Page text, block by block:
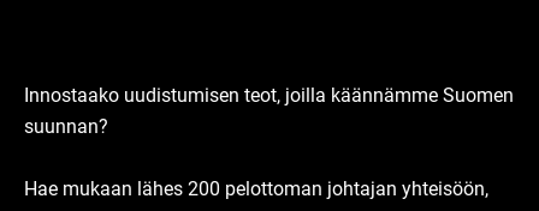
Innostaako uudistumisen teot, joilla käännämme Suomen
suunnan?
Hae mukaan lähes 200 pelottoman johtajan yhteisöön,